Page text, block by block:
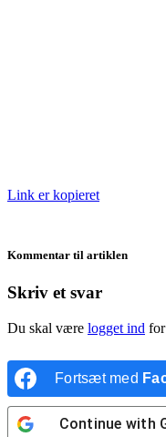
Link er kopieret
Kommentar til artiklen
Skriv et svar
Du skal være logget ind
Fortsæt med
Continue with